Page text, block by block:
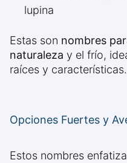
lupina
Estas son nombres
naturaleza y el frío,
raíces y características.
Opciones Fuertes y
Estos nombres